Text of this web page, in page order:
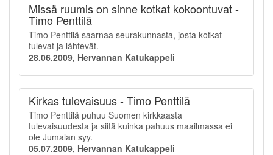
Missä ruumis on sinne kotkat kokoontuvat -
Timo Penttilä
Timo Penttilä saarnaa seurakunnasta, josta kotkat
tulevat ja lähtevät.
28.06.2009, Hervannan Katukappeli
Kirkas tulevaisuus - Timo Penttilä
Timo Penttilä puhuu Suomen kirkkaasta
tulevaisuudesta ja siitä kuinka pahuus maailmassa ei
ole Jumalan syy.
05.07.2009, Hervannan Katukappeli